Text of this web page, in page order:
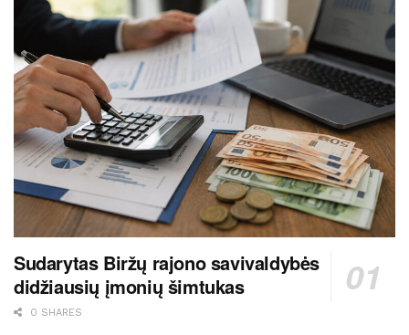
Sudarytas Biržų rajono savivaldybės
didžiausių įmonių šimtukas
0 SHARES